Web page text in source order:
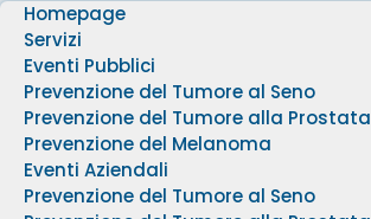
Homepage
Servizi
Eventi Pubblici
Prevenzione del Tumore al Seno
Prevenzione del Tumore alla Prostata
Prevenzione del Melanoma
Eventi Aziendali
Prevenzione del Tumore al Seno